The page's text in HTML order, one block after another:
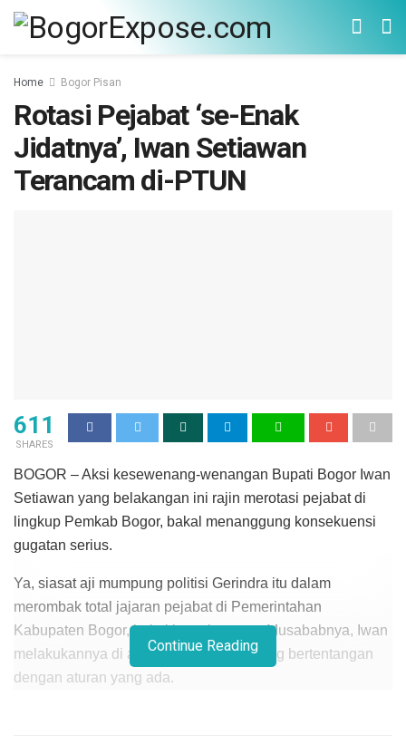
Home Bogor Pisan
Rotasi Pejabat ‘se-Enak
Jidatnya’, Iwan Setiawan
Terancam di-PTUN
611
SHARES
BOGOR – Aksi kesewenang-wenangan Bupati Bogor Iwan
Setiawan yang belakangan ini rajin merotasi pejabat di
lingkup Pemkab Bogor, bakal menanggung konsekuensi
gugatan serius.
Ya, siasat aji mumpung politisi Gerindra itu dalam
merombak total jajaran pejabat di Pemerintahan
Kabupaten Bogor, bakal kena batunya. Musababnya, Iwan
melakukannya di akhir masa jabatan yang bertentangan
dengan aturan yang ada.
Continue Reading